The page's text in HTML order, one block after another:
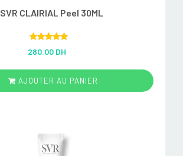
SVR CLAIRIAL Peel 30ML
out of 5
280.00 DH
AJOUTER AU PANIER